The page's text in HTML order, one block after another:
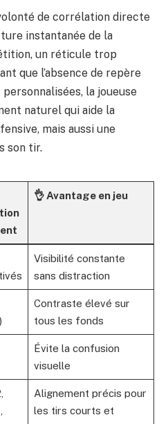
de corrélation directe
instantanée de la
un réticule trop
que l’absence de repère
la joueuse
naturel qui aide la
mais aussi une
son tir.
👌 Avantage en jeu
Visibilité constante
sans distraction
Contraste élevé sur
tous les fonds
Évite la confusion
visuelle
Alignement précis pour
les tirs courts et